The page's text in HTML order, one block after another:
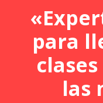
para
las